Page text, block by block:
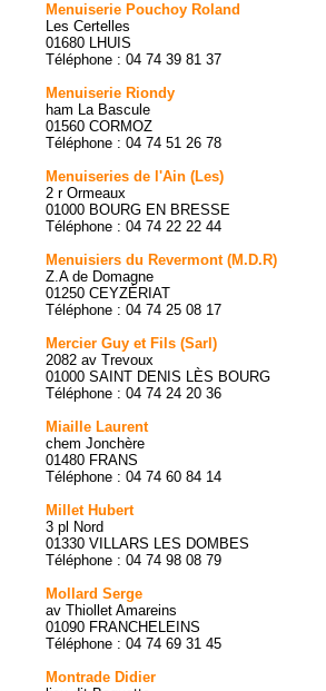
Menuiserie Pouchoy Roland
Les Certelles
01680 LHUIS
Téléphone : 04 74 39 81 37
Menuiserie Riondy
ham La Bascule
01560 CORMOZ
Téléphone : 04 74 51 26 78
Menuiseries de l'Ain (Les)
2 r Ormeaux
01000 BOURG EN BRESSE
Téléphone : 04 74 22 22 44
Menuisiers du Revermont (M.D.R)
Z.A de Domagne
01250 CEYZÉRIAT
Téléphone : 04 74 25 08 17
Mercier Guy et Fils (Sarl)
2082 av Trevoux
01000 SAINT DENIS LÈS BOURG
Téléphone : 04 74 24 20 36
Miaille Laurent
chem Jonchère
01480 FRANS
Téléphone : 04 74 60 84 14
Millet Hubert
3 pl Nord
01330 VILLARS LES DOMBES
Téléphone : 04 74 98 08 79
Mollard Serge
av Thiollet Amareins
01090 FRANCHELEINS
Téléphone : 04 74 69 31 45
Montrade Didier